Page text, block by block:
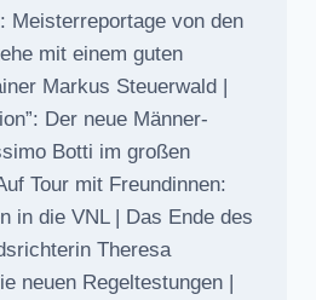
Meisterreportage von den
mit einem guten
Markus Steuerwald |
Der neue Männer-
Botti im großen
Tour mit Freundinnen:
in die VNL | Das Ende des
Theresa
neuen Regeltestungen |